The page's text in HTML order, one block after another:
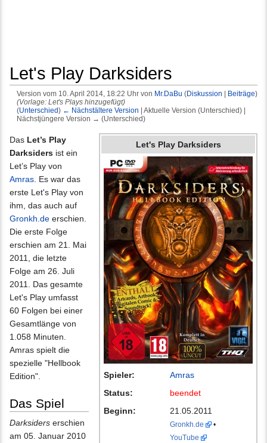
Let's Play Darksiders
Version vom 10. April 2014, 18:22 Uhr von Mr.DaBu (Diskussion Beiträge)
(Vorlage: Let's Plays hinzugefügt)
(Unterschied) ← Nächstältere Version | Aktuelle Version (Unterschied) |
Nächstjüngere Version → (Unterschied)
Let's Play Darksiders
Spieler:
Amras
Status:
beendet
Beginn:
21.05.2011
Gronkh.de
•
YouTube
Das Let’s Play
Darksiders ist ein
Let’s Play von
Amras . Es war das
erste Let's Play von
ihm, das auch auf
Gronkh.de erschien.
Die erste Folge
erschien am 21. Mai
2011, die letzte
Folge am 26. Juli
2011. Das gesamte
Let's Play umfasst
60 Folgen bei einer
Gesamtlänge von
1.058 Minuten.
Amras spielt die
spezielle "Hellbook
Edition".
Das Spiel
Darksiders erschien
am 05. Januar 2010